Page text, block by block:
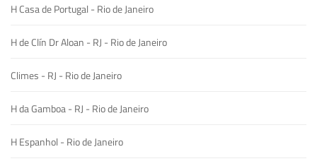
H Casa de Portugal - Rio de Janeiro
H de Clín Dr Aloan - RJ - Rio de Janeiro
Climes - RJ - Rio de Janeiro
H da Gamboa - RJ - Rio de Janeiro
H Espanhol - Rio de Janeiro